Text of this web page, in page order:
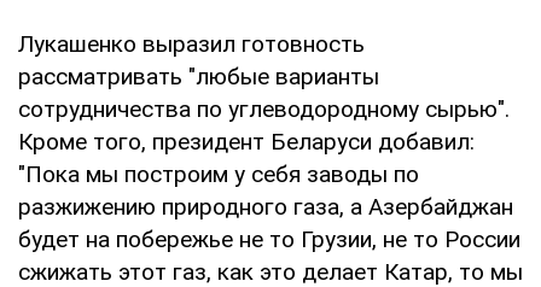
Лукашенко выразил готовность
рассматривать "любые варианты
сотрудничества по углеводородному сырью".
Кроме того, президент Беларуси добавил:
"Пока мы построим у себя заводы по
разжижению природного газа, а Азербайджан
будет на побережье не то Грузии, не то России
сжижать этот газ, как это делает Катар, то мы